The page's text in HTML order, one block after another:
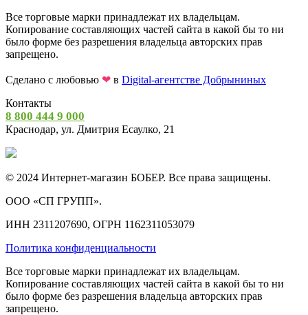
Все торговые марки принадлежат их владельцам.
Копирование составляющих частей сайта в какой бы то ни
было форме без разрешения владельца авторских прав
запрещено.
Сделано с любовью ❤ в Digital-агентстве Добрыниных
Контакты
8 800 444 9 000
Краснодар, ул. Дмитрия Есаулко, 21
© 2024 Интернет-магазин БОБЕР. Все права защищены.
ООО «СП ГРУПП».
ИНН 2311207690, ОГРН 1162311053079
Политика конфиденциальности
Все торговые марки принадлежат их владельцам.
Копирование составляющих частей сайта в какой бы то ни
было форме без разрешения владельца авторских прав
запрещено.